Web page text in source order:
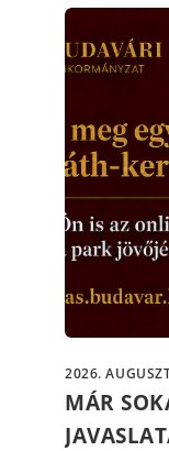
2026.
MÁR